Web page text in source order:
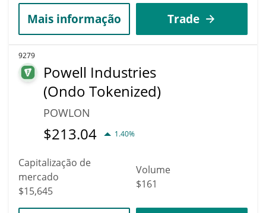
Mais informação Trade
9279
Powell Industries
(Ondo Tokenized)
POWLON
$213.04 1.40%
Capitalização de
mercado
$15,645
Volume
$161